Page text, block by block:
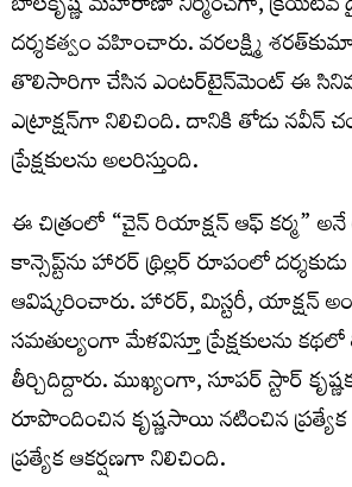
దర్శకత్వం వహించారు. వరలక్ష్మి
తొలిసారిగా చేసిన ఎంట‌ర్‌టైన్‌మెంట్ ఈ
ఎట్రాక్ష‌న్‌గా నిలిచింది. దానికి తోడు నవీన్
ప్రేక్ష‌కుల‌ను అల‌రిస్తుంది.
ఈ చిత్రంలో “చైన్ రియాక్షన్ ఆఫ్ కర్మ” అనే
కాన్సెప్ట్‌ను హారర్ థ్రిల్లర్ రూపంలో
ఆవిష్కరించారు. హారర్, మిస్టరీ, యాక్షన్
సమతుల్యంగా మేళవిస్తూ ప్రేక్షకులను
తీర్చిదిద్దారు. ముఖ్యంగా, సూపర్ స్టార్
రూపొందించిన కృష్ణసాయి నటించిన
ప్రత్యేక ఆకర్షణగా నిలిచింది.